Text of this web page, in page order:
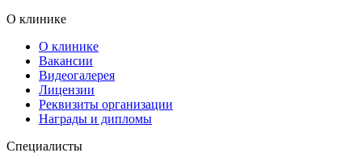
О клинике
О клинике
Вакансии
Видеогалерея
Лицензии
Реквизиты организации
Награды и дипломы
Специалисты